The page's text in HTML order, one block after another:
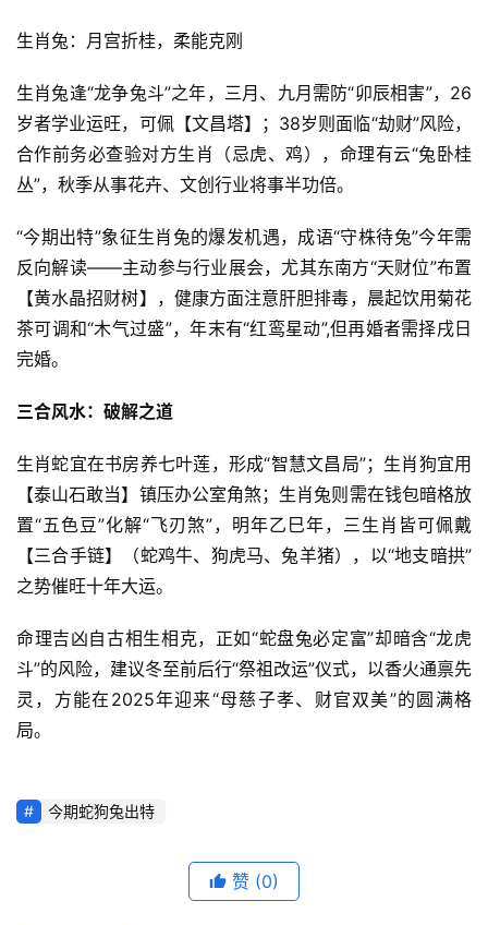
生肖兔：月宫折桂，柔能克刚
生肖兔逢“龙争兔斗”之年，三月、九月需防“卯辰相害”，26
岁者学业运旺，可佩【文昌塔】；38岁则面临“劫财”风险，
合作前务必查验对方生肖（忌虎、鸡），命理有云“兔卧桂
丛”，秋季从事花卉、文创行业将事半功倍。
“今期出特”象征生肖兔的爆发机遇，成语“守株待兔”今年需
反向解读——主动参与行业展会，尤其东南方“天财位”布置
【黄水晶招财树】，健康方面注意肝胆排毒，晨起饮用菊花
茶可调和“木气过盛”，年末有“红鸾星动”,但再婚者需择戌日
完婚。
三合风水：破解之道
生肖蛇宜在书房养七叶莲，形成“智慧文昌局”；生肖狗宜用
【泰山石敢当】镇压办公室角煞；生肖兔则需在钱包暗格放
置“五色豆”化解“飞刃煞”，明年乙巳年，三生肖皆可佩戴
【三合手链】（蛇鸡牛、狗虎马、兔羊猪），以“地支暗拱”
之势催旺十年大运。
命理吉凶自古相生相克，正如“蛇盘兔必定富”却暗含“龙虎
斗”的风险，建议冬至前后行“祭祖改运”仪式，以香火通禀先
灵，方能在2025年迎来“母慈子孝、财官双美”的圆满格
局。
今期蛇狗兔出特
赞 (0)